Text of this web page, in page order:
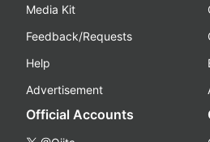
Media Kit
Feedback/Requests
Help
Advertisement
Official Accounts